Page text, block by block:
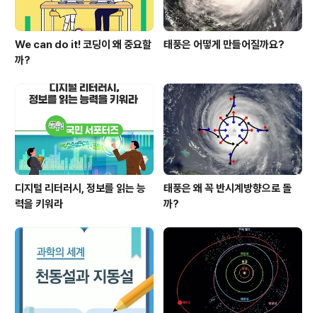
We can do it! 코딩이 왜 중요할
까?
태풍은 어떻게 만들어질까요?
디지털 리터러시, 정보를 읽는 능
력을 키워라
태풍은 왜 꼭 반시계방향으로 돌
까?